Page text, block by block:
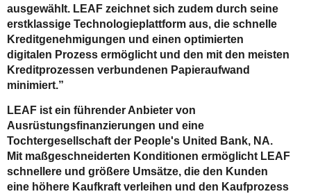
ausgewählt. LEAF zeichnet sich zudem durch seine
erstklassige Technologieplattform aus, die schnelle
Kreditgenehmigungen und einen optimierten
digitalen Prozess ermöglicht und den mit den meisten
Kreditprozessen verbundenen Papieraufwand
minimiert.”
LEAF ist ein führender Anbieter von
Ausrüstungsfinanzierungen und eine
Tochtergesellschaft der People's United Bank, NA.
Mit maßgeschneiderten Konditionen ermöglicht LEAF
schnellere und größere Umsätze, die den Kunden
eine höhere Kaufkraft verleihen und den Kaufprozess